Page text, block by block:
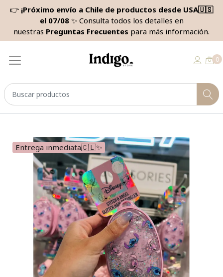
👉 ¡Próximo envío a Chile de productos desde USA🇺🇸
el 07/08✨ Consulta todos los detalles en
nuestras Preguntas Frecuentes para más información.
0
Entrega inmediata🇨🇱✨